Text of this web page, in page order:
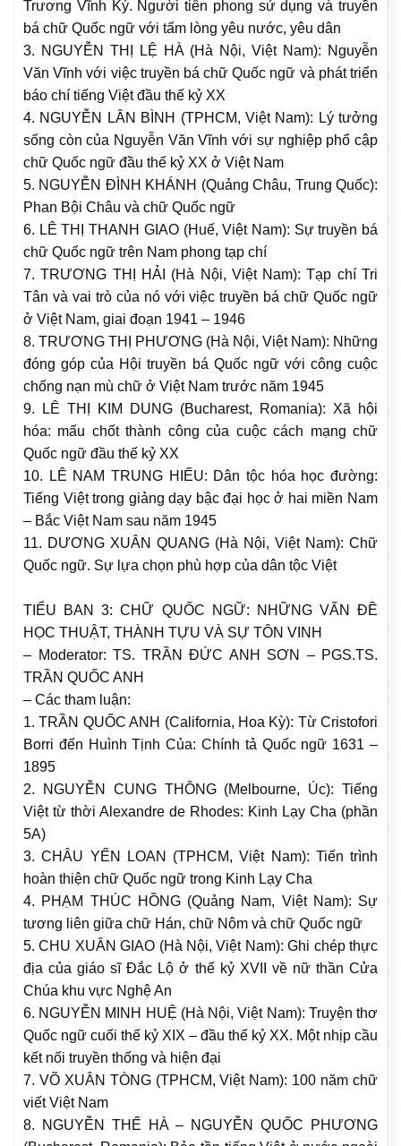
Trương Vĩnh Ký. Người tiên phong sử dụng và truyền
bá chữ Quốc ngữ với tấm lòng yêu nước, yêu dân
3. NGUYỄN THỊ LỆ HÀ (Hà Nội, Việt Nam): Nguyễn
Văn Vĩnh với việc truyền bá chữ Quốc ngữ và phát triển
báo chí tiếng Việt đầu thế kỷ XX
4. NGUYỄN LÂN BÌNH (TPHCM, Việt Nam): Lý tưởng
sống còn của Nguyễn Văn Vĩnh với sự nghiệp phổ cập
chữ Quốc ngữ đầu thế kỷ XX ở Việt Nam
5. NGUYỄN ĐÌNH KHÁNH (Quảng Châu, Trung Quốc):
Phan Bội Châu và chữ Quốc ngữ
6. LÊ THỊ THANH GIAO (Huế, Việt Nam): Sự truyền bá
chữ Quốc ngữ trên Nam phong tạp chí
7. TRƯƠNG THỊ HẢI (Hà Nội, Việt Nam): Tạp chí Tri
Tân và vai trò của nó với việc truyền bá chữ Quốc ngữ
ở Việt Nam, giai đoạn 1941 – 1946
8. TRƯƠNG THỊ PHƯƠNG (Hà Nội, Việt Nam): Những
đóng góp của Hội truyền bá Quốc ngữ với công cuộc
chống nạn mù chữ ở Việt Nam trước năm 1945
9. LÊ THỊ KIM DUNG (Bucharest, Romania): Xã hội
hóa: mấu chốt thành công của cuộc cách mạng chữ
Quốc ngữ đầu thế kỷ XX
10. LÊ NAM TRUNG HIẾU: Dân tộc hóa học đường:
Tiếng Việt trong giảng dạy bậc đại học ở hai miền Nam
– Bắc Việt Nam sau năm 1945
11. DƯƠNG XUÂN QUANG (Hà Nội, Việt Nam): Chữ
Quốc ngữ. Sự lựa chọn phù hợp của dân tộc Việt
TIỂU BAN 3: CHỮ QUỐC NGỮ: NHỮNG VẤN ĐỀ
HỌC THUẬT, THÀNH TỰU VÀ SỰ TÔN VINH
– Moderator: TS. TRẦN ĐỨC ANH SƠN – PGS.TS.
TRẦN QUỐC ANH
– Các tham luận:
1. TRẦN QUỐC ANH (California, Hoa Kỳ): Từ Cristofori
Borri đến Huình Tịnh Của: Chính tả Quốc ngữ 1631 –
1895
2. NGUYỄN CUNG THÔNG (Melbourne, Úc): Tiếng
Việt từ thời Alexandre de Rhodes: Kinh Lạy Cha (phần
5A)
3. CHÂU YẾN LOAN (TPHCM, Việt Nam): Tiến trình
hoàn thiện chữ Quốc ngữ trong Kinh Lạy Cha
4. PHẠM THÚC HỒNG (Quảng Nam, Việt Nam): Sự
tương liên giữa chữ Hán, chữ Nôm và chữ Quốc ngữ
5. CHU XUÂN GIAO (Hà Nội, Việt Nam): Ghi chép thực
địa của giáo sĩ Đắc Lộ ở thế kỷ XVII về nữ thần Cửa
Chúa khu vực Nghệ An
6. NGUYỄN MINH HUỆ (Hà Nội, Việt Nam): Truyện thơ
Quốc ngữ cuối thế kỷ XIX – đầu thế kỷ XX. Một nhịp cầu
kết nối truyền thống và hiện đại
7. VÕ XUÂN TÒNG (TPHCM, Việt Nam): 100 năm chữ
viết Việt Nam
8. NGUYỄN THẾ HÀ – NGUYỄN QUỐC PHƯƠNG